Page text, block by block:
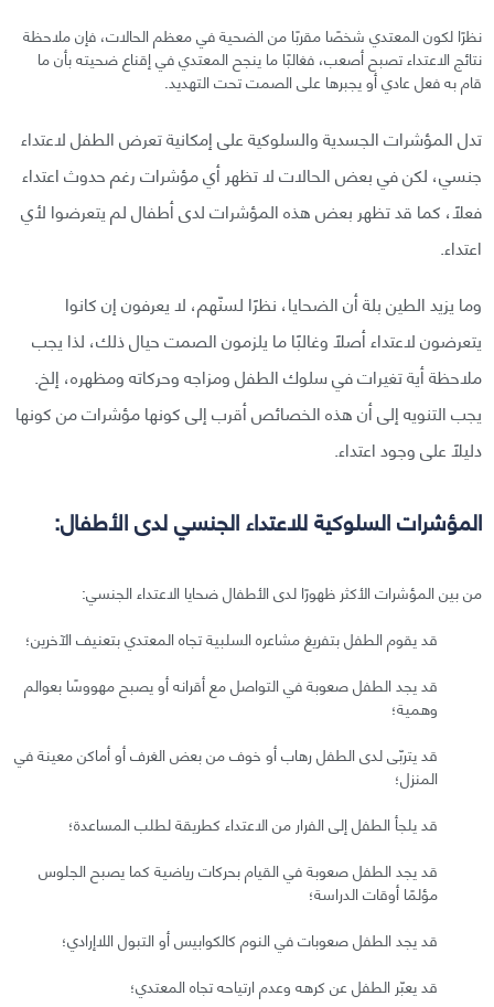
نظرًا لكون المعتدي شخصًا مقربًا من الضحية في معظم الحالات، فإن ملاحظة
نتائج الاعتداء تصبح أصعب، فغالبًا ما ينجح المعتدي في إقناع ضحيته بأن ما
قام به فعل عادي أو يجبرها على الصمت تحت التهديد.
تدل المؤشرات الجسدية والسلوكية على إمكانية تعرض الطفل لاعتداء
جنسي، لكن في بعض الحالات لا تظهر أي مؤشرات رغم حدوث اعتداء
فعلًا، كما قد تظهر بعض هذه المؤشرات لدى أطفال لم يتعرضوا لأي
اعتداء.
وما يزيد الطين بلة أن الضحايا، نظرًا لسنّهم، لا يعرفون إن كانوا
يتعرضون لاعتداء أصلًا وغالبًا ما يلزمون الصمت حيال ذلك، لذا يجب
ملاحظة أية تغيرات في سلوك الطفل ومزاجه وحركاته ومظهره، إلخ.
يجب التنويه إلى أن هذه الخصائص أقرب إلى كونها مؤشرات من كونها
دليلًا على وجود اعتداء.
المؤشرات السلوكية للاعتداء الجنسي لدى الأطفال:
من بين المؤشرات الأكثر ظهورًا لدى الأطفال ضحايا الاعتداء الجنسي:
قد يقوم الطفل بتفريغ مشاعره السلبية تجاه المعتدي بتعنيف الآخرين؛
قد يجد الطفل صعوبة في التواصل مع أقرانه أو يصبح مهووسًا بعوالم
وهمية؛
قد يتربّى لدى الطفل رهاب أو خوف من بعض الغرف أو أماكن معينة في
المنزل؛
قد يلجأ الطفل إلى الفرار من الاعتداء كطريقة لطلب المساعدة؛
قد يجد الطفل صعوبة في القيام بحركات رياضية كما يصبح الجلوس
مؤلمًا أوقات الدراسة؛
قد يجد الطفل صعوبات في النوم كالكوابيس أو التبول اللاإرادي؛
قد يعبّر الطفل عن كرهه وعدم ارتياحه تجاه المعتدي؛